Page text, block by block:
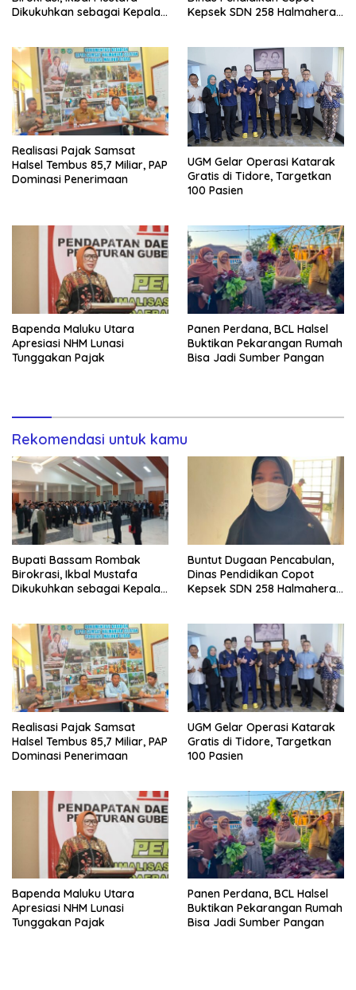
Dikukuhkan sebagai Kepala
Kepsek SDN 258 Halmahera
Realisasi Pajak Samsat
Halsel Tembus 85,7 Miliar, PAP
Dominasi Penerimaan
UGM Gelar Operasi Katarak
Gratis di Tidore, Targetkan
100 Pasien
Bapenda Maluku Utara
Apresiasi NHM Lunasi
Tunggakan Pajak
Panen Perdana, BCL Halsel
Buktikan Pekarangan Rumah
Bisa Jadi Sumber Pangan
Rekomendasi untuk kamu
Bupati Bassam Rombak
Birokrasi, Ikbal Mustafa
Dikukuhkan sebagai Kepala
Buntut Dugaan Pencabulan,
Dinas Pendidikan Copot
Kepsek SDN 258 Halmahera
Realisasi Pajak Samsat
Halsel Tembus 85,7 Miliar, PAP
Dominasi Penerimaan
UGM Gelar Operasi Katarak
Gratis di Tidore, Targetkan
100 Pasien
Bapenda Maluku Utara
Apresiasi NHM Lunasi
Tunggakan Pajak
Panen Perdana, BCL Halsel
Buktikan Pekarangan Rumah
Bisa Jadi Sumber Pangan